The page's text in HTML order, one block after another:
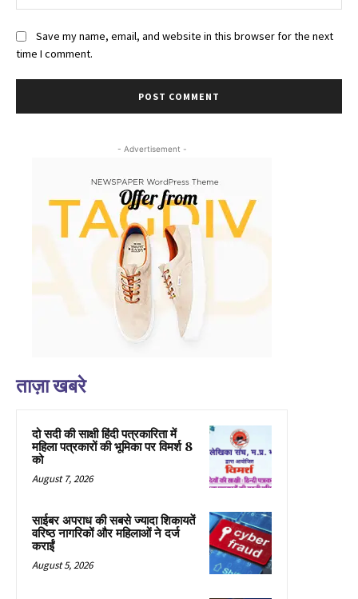
Save my name, email, and website in this browser for the next
time I comment.
- Advertisement -
ताज़ा खबरे
दो सदी की साक्षी हिंदी पत्रकारिता में
महिला पत्रकारों की भूमिका पर विमर्श 8
को
August 7, 2026
साईबर अपराध की सबसे ज्यादा शिकायतें
वरिष्ठ नागरिकों और महिलाओं ने दर्ज
कराईं
August 5, 2026